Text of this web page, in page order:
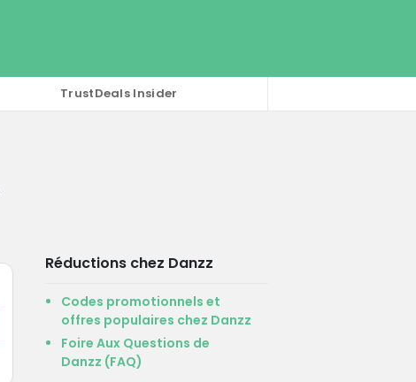
TrustDeals Insider
Réductions chez Danzz
Codes promotionnels et
offres populaires chez Danzz
Foire Aux Questions de
Danzz (FAQ)